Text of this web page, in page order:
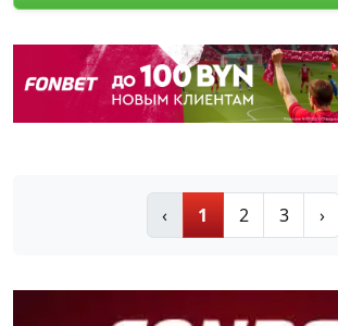
‹ 1 2 3 ›